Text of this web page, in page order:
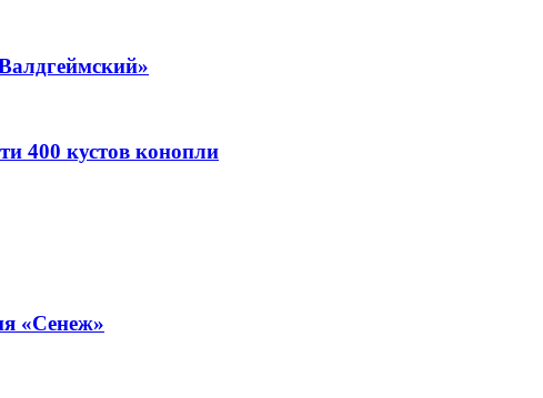
400 кустов конопли
«Сенеж»